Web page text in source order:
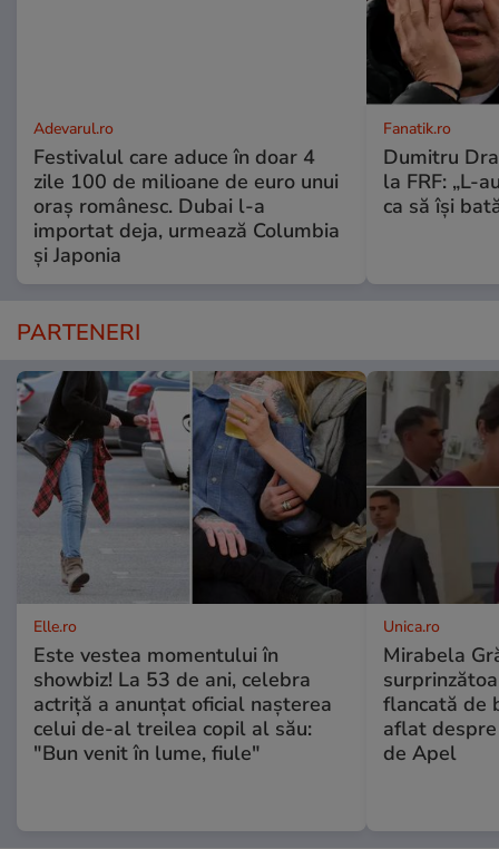
Adevarul.ro
Festivalul care aduce în doar 4
zile 100 de milioane de euro unui
oraș românesc. Dubai l-a
importat deja, urmează Columbia
și Japonia
Fanatik.ro
Dumitru
la FRF: „L-
ca să își
PARTENERI
Elle.ro
Este vestea momentului în
showbiz! La 53 de ani, celebra
actriță a anunțat oficial nașterea
celui de-al treilea copil al său:
"Bun venit în lume, fiule"
Unica.ro
Mirabela
flancată de
aflat
de Apel